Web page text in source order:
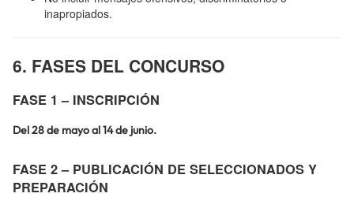
inapropiados.
6. FASES DEL CONCURSO
FASE 1 – INSCRIPCIÓN
Del 28 de mayo al 14 de junio.
FASE 2 – PUBLICACIÓN DE SELECCIONADOS Y
PREPARACIÓN